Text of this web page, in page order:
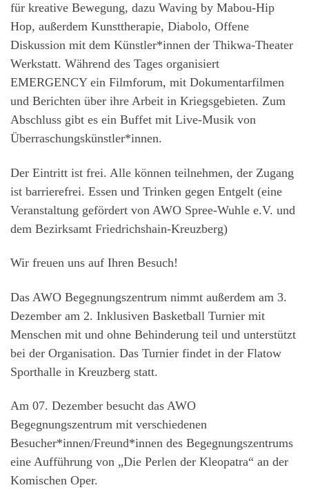
für kreative Bewegung, dazu Waving by Mabou-Hip
Hop, außerdem Kunsttherapie, Diabolo, Offene
Diskussion mit dem Künstler*innen der Thikwa-Theater
Werkstatt. Während des Tages organisiert
EMERGENCY ein Filmforum, mit Dokumentarfilmen
und Berichten über ihre Arbeit in Kriegsgebieten. Zum
Abschluss gibt es ein Buffet mit Live-Musik von
Überraschungskünstler*innen.
Der Eintritt ist frei. Alle können teilnehmen, der Zugang
ist barrierefrei. Essen und Trinken gegen Entgelt (eine
Veranstaltung gefördert von AWO Spree-Wuhle e.V. und
dem Bezirksamt Friedrichshain-Kreuzberg)
Wir freuen uns auf Ihren Besuch!
Das AWO Begegnungszentrum nimmt außerdem am 3.
Dezember am 2. Inklusiven Basketball Turnier mit
Menschen mit und ohne Behinderung teil und unterstützt
bei der Organisation. Das Turnier findet in der Flatow
Sporthalle in Kreuzberg statt.
Am 07. Dezember besucht das AWO
Begegnungszentrum mit verschiedenen
Besucher*innen/Freund*innen des Begegnungszentrums
eine Aufführung von „Die Perlen der Kleopatra“ an der
Komischen Oper.